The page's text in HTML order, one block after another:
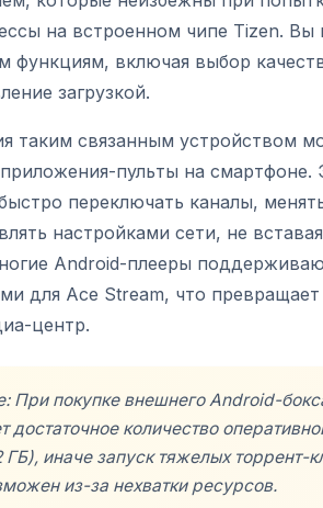
на встроенном чипе Tizen. Вы
функциям, включая выбор
загрузкой.
таким связанным устройством
пульты на смартфоне.
переключать каналы,
настройками сети, не
Android-плееры
для Ace Stream, что
центр.
При покупке внешнего Android-
достаточное количество
иначе запуск тяжелых торрент-
из-за нехватки ресурсов.